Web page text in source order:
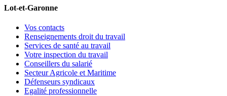
Lot-et-Garonne
Vos contacts
Renseignements droit du travail
Services de santé au travail
Votre inspection du travail
Conseillers du salarié
Secteur Agricole et Maritime
Défenseurs syndicaux
Egalité professionnelle